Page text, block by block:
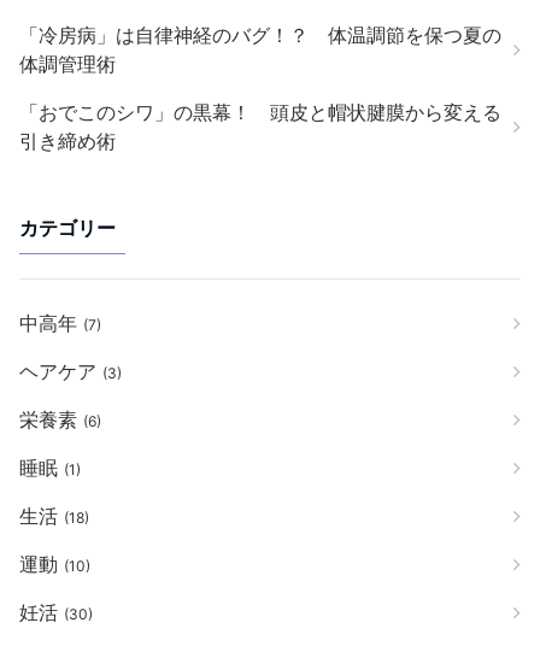
「冷房病」は自律神経のバグ！？ 体温調節を保つ夏の
体調管理術
「おでこのシワ」の黒幕！ 頭皮と帽状腱膜から変える
引き締め術
カテゴリー
中高年 (7)
ヘアケア (3)
栄養素 (6)
睡眠 (1)
生活 (18)
運動 (10)
妊活 (30)